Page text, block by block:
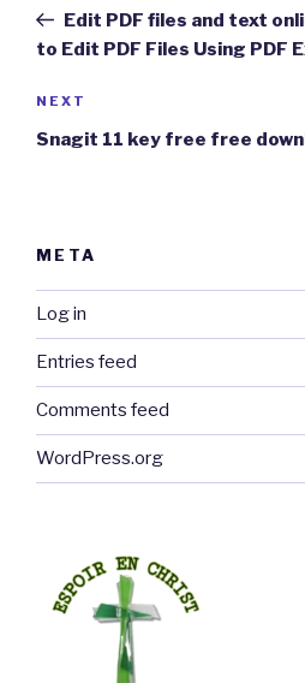
PostEdit PDF files and text
to Edit PDF Files Using PDF
Next
Post
NEXT
Snagit 11 key free free
META
Log in
Entries feed
Comments feed
WordPress.org